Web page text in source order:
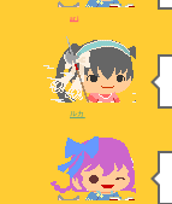
ari
ルカ